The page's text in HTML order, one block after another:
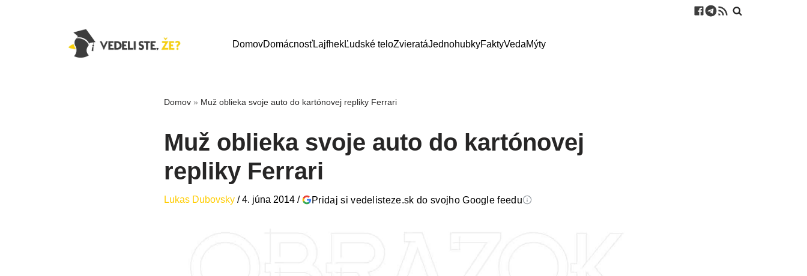
DomovDomácnosťLajfhekĽudské teloZvieratáJednohubkyFaktyVedaMýty
Domov » Muž oblieka svoje auto do kartónovej repliky Ferrari
Muž oblieka svoje auto do kartónovej
repliky Ferrari
Lukas Dubovsky /4. júna 2014 / Pridaj si vedelisteze.sk do svojho Google feedu